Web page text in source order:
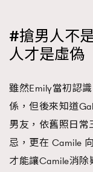
#搶男人不
人才是虛偽
雖然Emily當初認
係，但後來知道
男友，依舊照日常
忌，更在 Camile
才能讓Camile消